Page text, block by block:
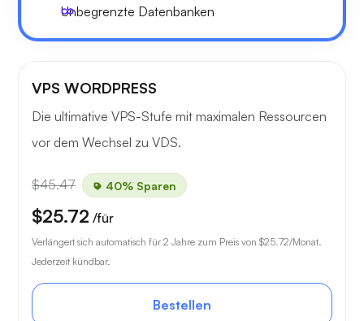
Unbegrenzte Datenbanken
VPS WORDPRESS
Die ultimative VPS-Stufe mit maximalen Ressourcen
vor dem Wechsel zu VDS.
$45.47 40% Sparen
$25.72 /für
Verlängert sich automatisch für 2 Jahre zum Preis von $25.72/Monat.
Jederzeit kündbar.
Bestellen